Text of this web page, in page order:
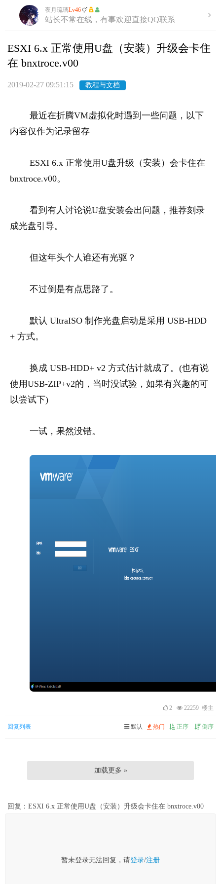
夜月琉璃Lv46
站长不常在线，有事欢迎直接QQ联系
ESXI 6.x 正常使用U盘（安装）升级会卡住
在 bnxtroce.v00
2019-02-27 09:51:15 教程与文档
最近在折腾VM虚拟化时遇到一些问题，以下
内容仅作为记录留存
ESXI 6.x 正常使用U盘升级（安装）会卡住在
bnxtroce.v00。
看到有人讨论说U盘安装会出问题，推荐刻录
成光盘引导。
但这年头个人谁还有光驱？
不过倒是有点思路了。
默认 UltraISO 制作光盘启动是采用 USB-HDD
+ 方式。
换成 USB-HDD+ v2 方式估计就成了。(也有说
使用USB-ZIP+v2的，当时没试验，如果有兴趣的可
以尝试下)
一试，果然没错。
2 22259 楼主
回复列表 默认 热门 正序 倒序
加载更多 »
回复：ESXI 6.x 正常使用U盘（安装）升级会卡住在 bnxtroce.v00
暂未登录无法回复，请登录/注册